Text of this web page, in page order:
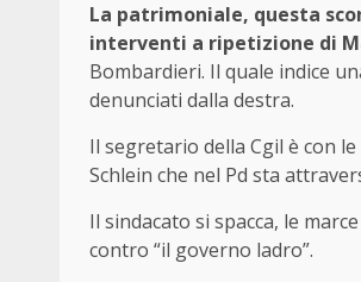
La patrimoniale, questa
interventi a ripetizione di
Bombardieri. Il quale indice
denunciati dalla destra.
Il segretario della Cgil è con
Schlein che nel Pd sta
Il sindacato si spacca, le
contro “il governo ladro”.